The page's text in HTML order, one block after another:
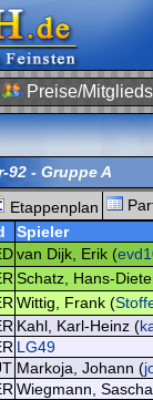
Preise/
92 - Gruppe A
Etappenplan
Spieler
van Dijk, Erik (
Schatz, Hans-
Wittig, Frank (
Kahl, Karl-Heinz (
LG49
Markoja, Johann (
Wiegmann,